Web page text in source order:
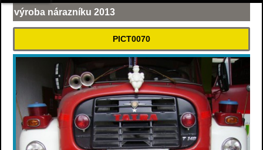
výroba nárazníku 2013
PICT0070